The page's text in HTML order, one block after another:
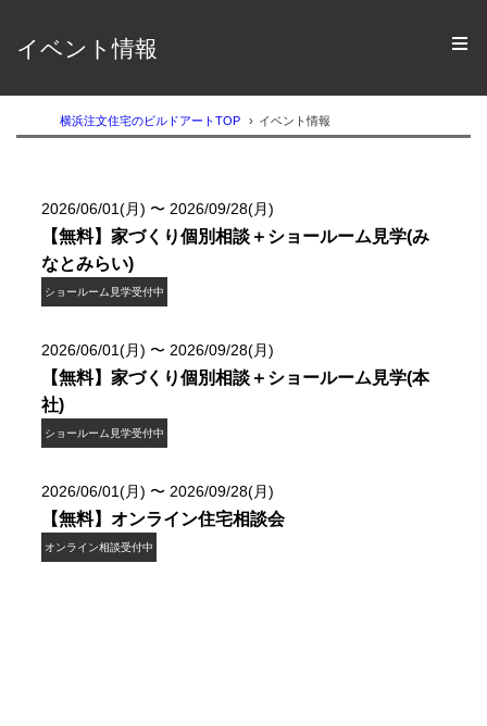
イベント情報
横浜注文住宅のビルドアートTOP イベント情報
2026/06/01(月) 〜 2026/09/28(月)
【無料】家づくり個別相談＋ショールーム見学(み
なとみらい)
ショールーム見学受付中
2026/06/01(月) 〜 2026/09/28(月)
【無料】家づくり個別相談＋ショールーム見学(本
社)
ショールーム見学受付中
2026/06/01(月) 〜 2026/09/28(月)
【無料】オンライン住宅相談会
オンライン相談受付中